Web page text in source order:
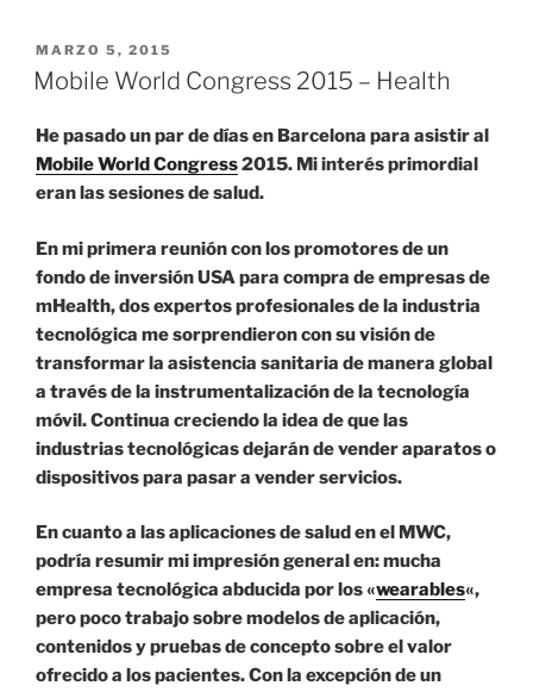
PUBLICADO
EL
MARZO 5, 2015
Mobile World Congress 2015 – Health
He pasado un par de días en Barcelona para asistir al
Mobile World Congress2015. Mi interés primordial
eran las sesiones de salud.
En mi primera reunión con los promotores de un
fondo de inversión USA para compra de empresas de
mHealth, dos expertos profesionales de la industria
tecnológica me sorprendieron con su visión de
transformar la asistencia sanitaria de manera global
a través de la instrumentalización de la tecnología
móvil. Continua creciendo la idea de que las
industrias tecnológicas dejarán de vender aparatos o
dispositivos para pasar a vender servicios.
En cuanto a las aplicaciones de salud en el MWC,
podría resumir mi impresión general en: mucha
empresa tecnológica abducida por los «wearables«,
pero poco trabajo sobre modelos de aplicación,
contenidos y pruebas de concepto sobre el valor
ofrecido a los pacientes. Con la excepción de un